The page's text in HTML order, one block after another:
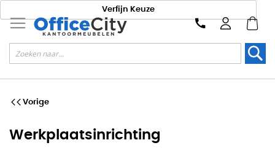
Vorige
Werkplaatsinrichting
Verfijn Keuze